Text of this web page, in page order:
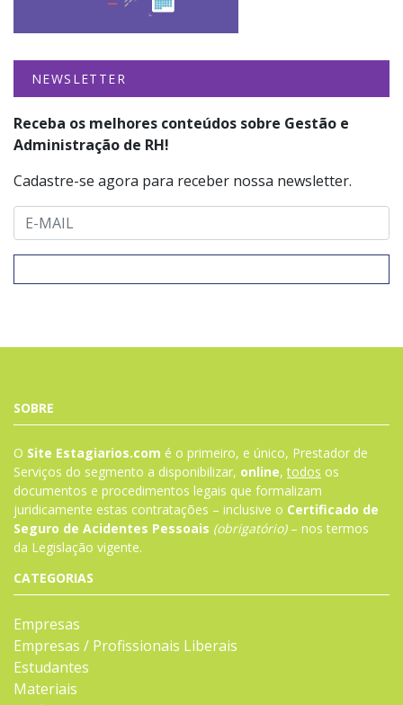
NEWSLETTER
Receba os melhores conteúdos sobre Gestão e
Administração de RH!
Cadastre-se agora para receber nossa newsletter.
SOBRE
O Site Estagiarios.com é o primeiro, e único, Prestador de
Serviços do segmento a disponibilizar, online,todos os
documentos e procedimentos legais que formalizam
juridicamente estas contratações – inclusive o Certificado de
Seguro de Acidentes Pessoais (obrigatório)– nos termos
da Legislação vigente.
CATEGORIAS
Empresas
Empresas / Profissionais Liberais
Estudantes
Materiais